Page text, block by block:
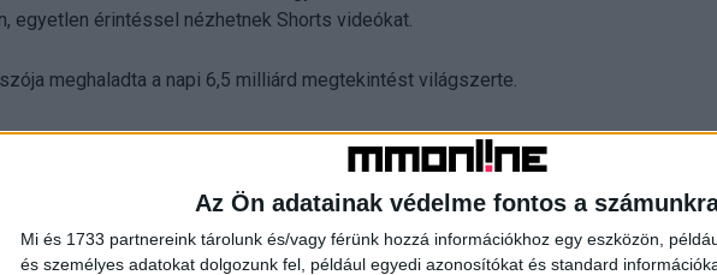
Az Ön adatainak védelme fontos a
Mi és 1733 partnereink tárolunk és/vagy férünk hozzá információkhoz egy eszközön,
és személyes adatokat dolgozunk fel, például egyedi azonosítókat és standard
egyetlen érintéssel nézhetnek Shorts videókat.
meghaladta a napi 6,5 milliárd megtekintést világszerte.
által már ismert és szeretett YouTube-élménybe. Például, ha egy
könnyen megtalálhatja a teljes dalt, megnézheti a klipet, vagy
a YouTube-on.